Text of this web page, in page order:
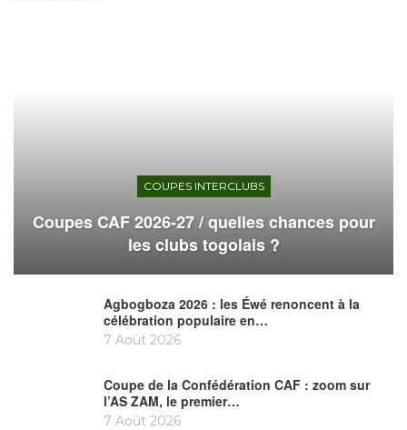
COUPES INTERCLUBS
Coupes CAF 2026-27 / quelles chances pour
les clubs togolais ?
Agbogboza 2026 : les Éwé renoncent à la
célébration populaire en…
7 Août 2026
Coupe de la Confédération CAF : zoom sur
l’AS ZAM, le premier…
7 Août 2026